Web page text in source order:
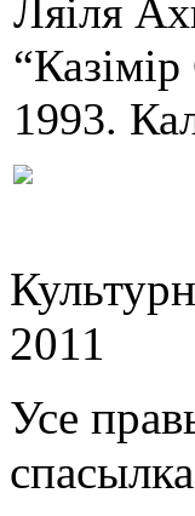
Ляіля
1993.
2011
Усе